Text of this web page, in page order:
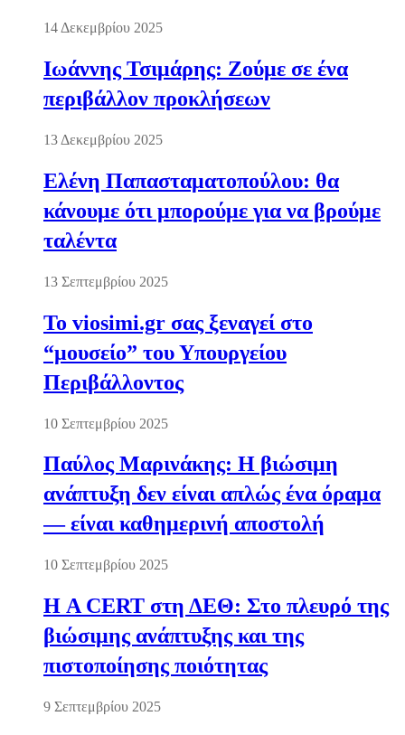
14 Δεκεμβρίου 2025
Ιωάννης Τσιμάρης: Ζούμε σε ένα
περιβάλλον προκλήσεων
13 Δεκεμβρίου 2025
Ελένη Παπασταματοπούλου: θα
κάνουμε ότι μπορούμε για να βρούμε
ταλέντα
13 Σεπτεμβρίου 2025
Το viosimi.gr σας ξεναγεί στο
“μουσείο” του Υπουργείου
Περιβάλλοντος
10 Σεπτεμβρίου 2025
Παύλος Μαρινάκης: Η βιώσιμη
ανάπτυξη δεν είναι απλώς ένα όραμα
— είναι καθημερινή αποστολή
10 Σεπτεμβρίου 2025
Η A CERT στη ΔΕΘ: Στο πλευρό της
βιώσιμης ανάπτυξης και της
πιστοποίησης ποιότητας
9 Σεπτεμβρίου 2025